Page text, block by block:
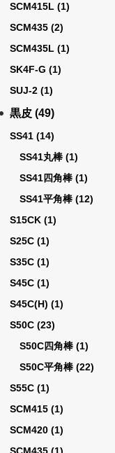
SCM415L (1)
SCM435 (2)
SCM435L (1)
SK4F-G (1)
SUJ-2 (1)
黒皮 (49)
SS41 (14)
SS41丸棒 (1)
SS41四角棒 (1)
SS41平角棒 (12)
S15CK (1)
S25C (1)
S35C (1)
S45C (1)
S45C(H) (1)
S50C (23)
S50C四角棒 (1)
S50C平角棒 (22)
S55C (1)
SCM415 (1)
SCM420 (1)